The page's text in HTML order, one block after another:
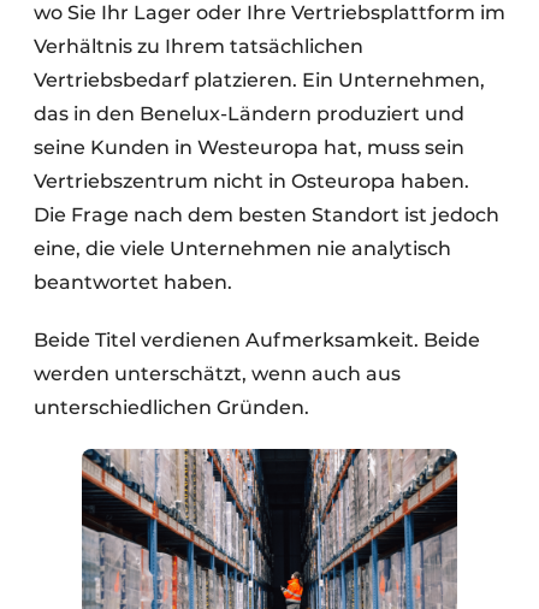
wo Sie Ihr Lager oder Ihre Vertriebsplattform im
Verhältnis zu Ihrem tatsächlichen
Vertriebsbedarf platzieren. Ein Unternehmen,
das in den Benelux-Ländern produziert und
seine Kunden in Westeuropa hat, muss sein
Vertriebszentrum nicht in Osteuropa haben.
Die Frage nach dem besten Standort ist jedoch
eine, die viele Unternehmen nie analytisch
beantwortet haben.
Beide Titel verdienen Aufmerksamkeit. Beide
werden unterschätzt, wenn auch aus
unterschiedlichen Gründen.